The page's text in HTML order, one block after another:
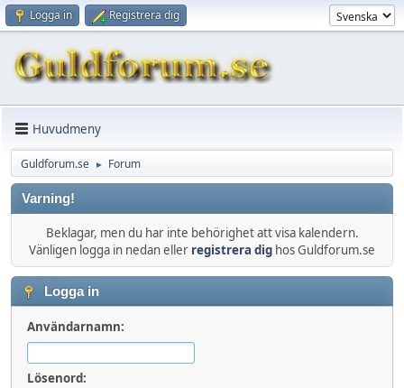
Logga in Registrera dig
Huvudmeny
Guldforum.se ► Forum
Varning!
Beklagar, men du har inte behörighet att visa kalendern.
Vänligen logga in nedan eller registrera dig hos Guldforum.se
Logga in
Användarnamn:
Lösenord: